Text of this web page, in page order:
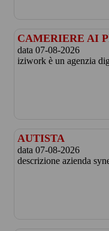
CAMERIERE AI
data 07-08-2026
iziwork è un agenzia
AUTISTA
data 07-08-2026
descrizione azienda